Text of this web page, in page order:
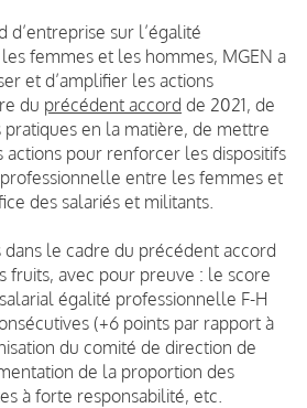
d’entreprise sur l’égalité
femmes et les hommes, MGEN a
et d’amplifier les actions
du précédent accord de 2021, de
en la matière, de mettre
pour renforcer les dispositifs
entre les femmes et
des salariés et militants.
dans le cadre du précédent accord
fruits, avec pour preuve : le score
égalité professionnelle F-H
(+6 points par rapport à
du comité de direction de
de la proportion des
à forte responsabilité, etc.